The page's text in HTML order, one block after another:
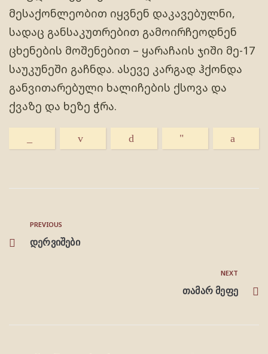
მესაქონლეობით იყვნენ დაკავებულნი,
სადაც განსაკუთრებით გამოირჩეოდნენ
ცხენების მოშენებით – ყარაჩაის ჯიში მე-17
საუკუნეში გაჩნდა. ასევე კარგად ჰქონდა
განვითარებული ხალიჩების ქსოვა და
ქვაზე და ხეზე ჭრა.
PREVIOUS
დერვიშები
NEXT
თამარ მეფე